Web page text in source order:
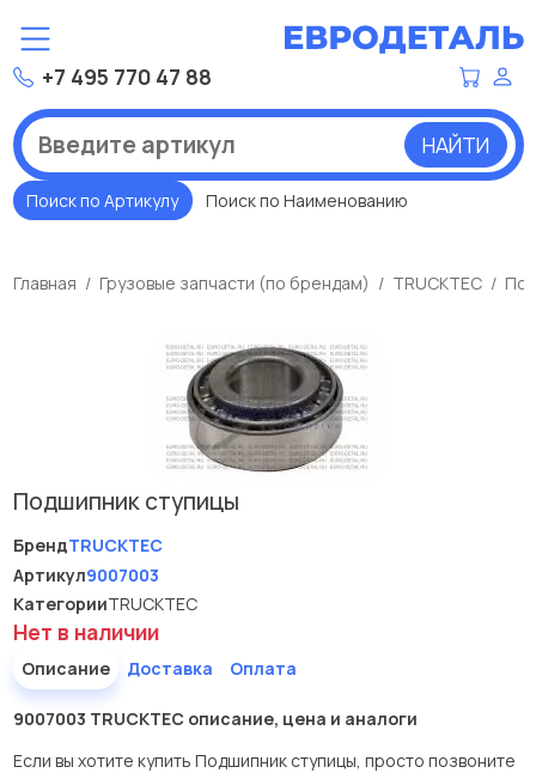
+7 495 770 47 88
НАЙТИ
Поиск по Артикулу Поиск по Наименованию
Главная Грузовые запчасти (по брендам) TRUCKTEC
Подшипник ступицы
БрендTRUCKTEC
Артикул9007003
КатегорииTRUCKTEC
Нет в наличии
Описание Доставка Оплата
9007003 TRUCKTEC описание, цена и аналоги
Если вы хотите купить Подшипник ступицы, просто позвоните